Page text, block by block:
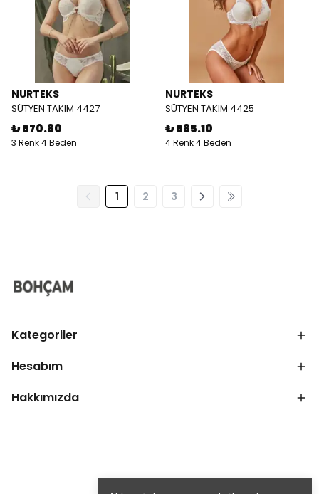
NURTEKS
SÜTYEN TAKIM 4427
₺ 670.80
3 Renk 4 Beden
NURTEKS
SÜTYEN TAKIM 4425
₺ 685.10
4 Renk 4 Beden
1 2 3
Kategoriler
Hesabım
Hakkımızda